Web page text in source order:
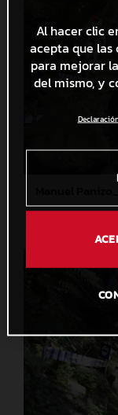
Al hacer clic
acepta que las
para mejorar
del mismo, y